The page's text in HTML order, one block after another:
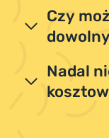
Czy
Nadal